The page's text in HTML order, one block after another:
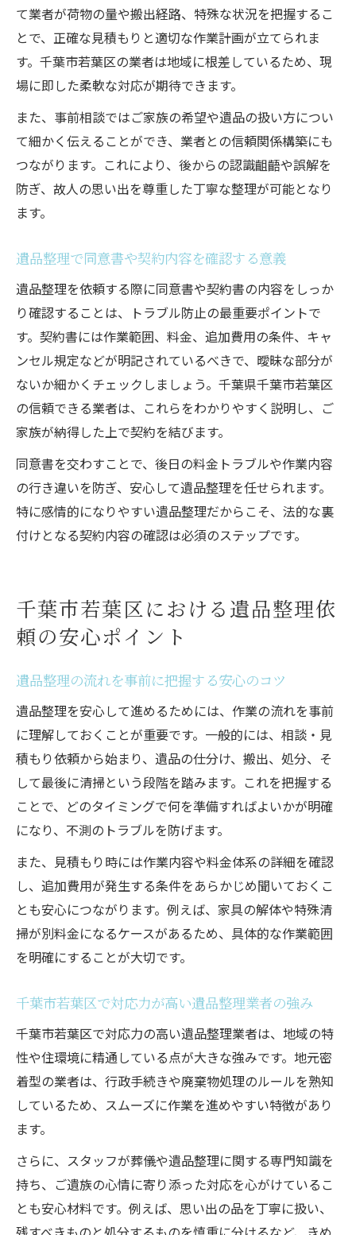
て業者が荷物の量や搬出経路、特殊な状況を把握するこ
とで、正確な見積もりと適切な作業計画が立てられま
す。千葉市若葉区の業者は地域に根差しているため、現
場に即した柔軟な対応が期待できます。
また、事前相談ではご家族の希望や遺品の扱い方につい
て細かく伝えることができ、業者との信頼関係構築にも
つながります。これにより、後からの認識齟齬や誤解を
防ぎ、故人の思い出を尊重した丁寧な整理が可能となり
ます。
遺品整理で同意書や契約内容を確認する意義
遺品整理を依頼する際に同意書や契約書の内容をしっか
り確認することは、トラブル防止の最重要ポイントで
す。契約書には作業範囲、料金、追加費用の条件、キャ
ンセル規定などが明記されているべきで、曖昧な部分が
ないか細かくチェックしましょう。千葉県千葉市若葉区
の信頼できる業者は、これらをわかりやすく説明し、ご
家族が納得した上で契約を結びます。
同意書を交わすことで、後日の料金トラブルや作業内容
の行き違いを防ぎ、安心して遺品整理を任せられます。
特に感情的になりやすい遺品整理だからこそ、法的な裏
付けとなる契約内容の確認は必須のステップです。
千葉市若葉区における遺品整理依
頼の安心ポイント
遺品整理の流れを事前に把握する安心のコツ
遺品整理を安心して進めるためには、作業の流れを事前
に理解しておくことが重要です。一般的には、相談・見
積もり依頼から始まり、遺品の仕分け、搬出、処分、そ
して最後に清掃という段階を踏みます。これを把握する
ことで、どのタイミングで何を準備すればよいかが明確
になり、不測のトラブルを防げます。
また、見積もり時には作業内容や料金体系の詳細を確認
し、追加費用が発生する条件をあらかじめ聞いておくこ
とも安心につながります。例えば、家具の解体や特殊清
掃が別料金になるケースがあるため、具体的な作業範囲
を明確にすることが大切です。
千葉市若葉区で対応力が高い遺品整理業者の強み
千葉市若葉区で対応力の高い遺品整理業者は、地域の特
性や住環境に精通している点が大きな強みです。地元密
着型の業者は、行政手続きや廃棄物処理のルールを熟知
しているため、スムーズに作業を進めやすい特徴があり
ます。
さらに、スタッフが葬儀や遺品整理に関する専門知識を
持ち、ご遺族の心情に寄り添った対応を心がけているこ
とも安心材料です。例えば、思い出の品を丁寧に扱い、